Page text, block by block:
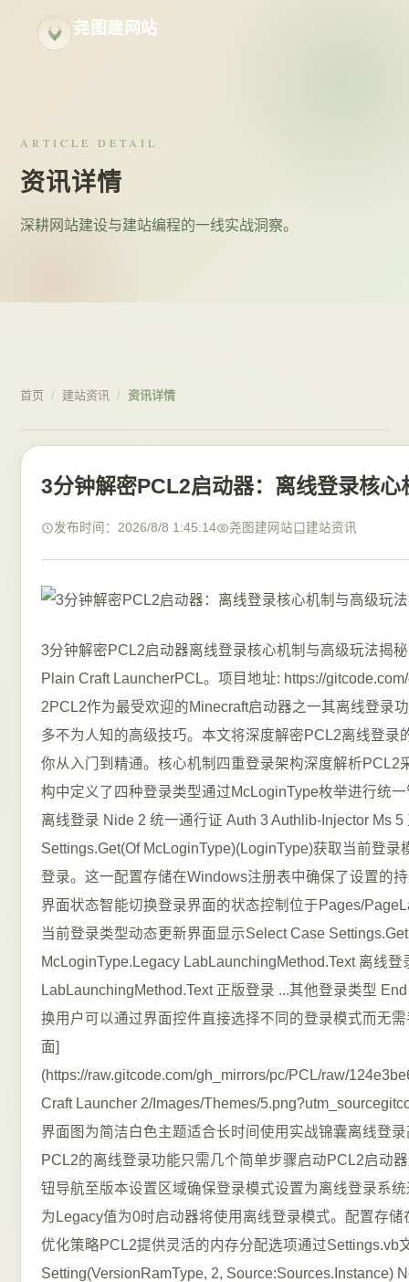
尧图建网站
ARTICLE DETAIL
资讯详情
深耕网站建设与建站编程的一线实战洞察。
首页 / 建站资讯 / 资讯详情
3分钟解密PCL2启动器：离线登录核心
发布时间：2026/8/8 1:45:14 尧图建网站 建站资讯
3分钟解密PCL2启动器离线登录核心机制与高级玩法揭
Plain Craft LauncherPCL。项目地址: https://
2PCL2作为最受欢迎的Minecraft启动器之一其离线登录
多不为人知的高级技巧。本文将深度解密PCL2离线登
你从入门到精通。核心机制四重登录架构深度解析PCL2
构中定义了四种登录类型通过McLoginType枚举进行统
离线登录 Nide 2 统一通行证 Auth 3 Authlib-Injector Ms
Settings.Get(Of McLoginType)(LoginType)获取当前登
登录。这一配置存储在Windows注册表中确保了设置的
界面状态智能切换登录界面的状态控制位于Pages/
当前登录类型动态更新界面显示Select Case
McLoginType.Legacy LabLaunchingMethod.Text 离线
LabLaunchingMethod.Text 正版登录 ...其他登录类型
换用户可以通过界面控件直接选择不同的登录模式而无
面]
(https://raw.gitcode.com/gh_mirrors/pc/PCL/raw/
Craft Launcher 2/Images/Themes/
界面图为简洁白色主题适合长时间使用实战锦囊离线登
PCL2的离线登录功能只需几个简单步骤启动PCL2启动
钮导航至版本设置区域确保登录模式设置为离线登录系
为Legacy值为0时启动器将使用离线登录模式。配置存
优化策略PCL2提供灵活的内存分配选项通过Settings.vb
Setting(VersionRamType, 2, Source:Sources.Instance)